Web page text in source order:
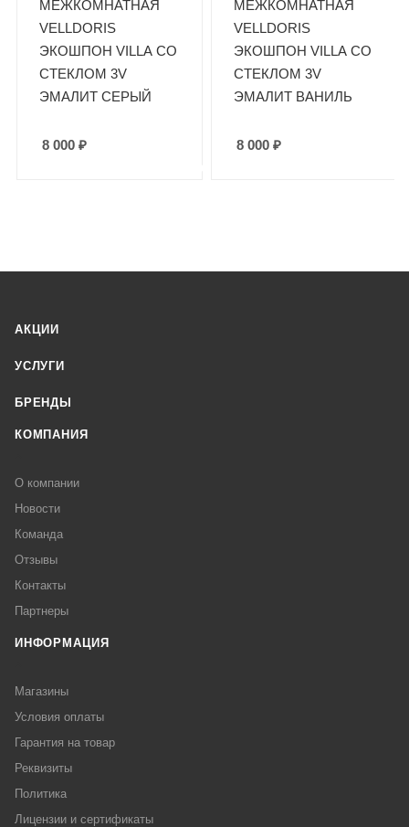
МЕЖКОМНАТНАЯ
VELLDORIS
ЭКОШПОН VILLA СО
СТЕКЛОМ 3V
ЭМАЛИТ СЕРЫЙ
8 000 ₽
МЕЖКОМНАТНАЯ
VELLDORIS
ЭКОШПОН VILLA СО
СТЕКЛОМ 3V
ЭМАЛИТ ВАНИЛЬ
8 000 ₽
АКЦИИ
УСЛУГИ
БРЕНДЫ
КОМПАНИЯ
О компании
Новости
Команда
Отзывы
Контакты
Партнеры
ИНФОРМАЦИЯ
Магазины
Условия оплаты
Гарантия на товар
Реквизиты
Политика
Лицензии и сертификаты